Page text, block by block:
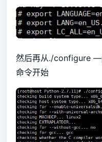
然后再从./configure
命令开始